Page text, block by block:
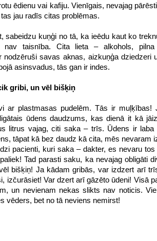
ēdienu vai kafiju. Vienīgais, nevajag
jau radīs citas problēmas.
sabeidzu kuņģi no tā, ka ieēdu kaut ko
nav taisnība. Cita lieta – alkohols,
nodzēruši savas aknas, aizkuņģa dziedzeri
asinsvadus, tās gan ir indes.
gribi, un vēl bišķiņ
ar plastmasas pudelēm. Tās ir muļķības!
ūdens daudzums, kas dienā it kā
litrus vajag, citi saka – trīs. Ūdens ir laba
tāpat kā bez daudz kā cita, mēs nevaram
pacienti, kuri saka – dakter, es nevaru
Tad parasti saku, ka nevajag obligāti
bišķiņ! Ja kādam gribās, var izdzert arī
izčurāsiet! Var dzert arī gāzēto ūdeni! Visā
un nevienam nekas slikts nav noticis.
vēders, bet no tā neviens nemirst!